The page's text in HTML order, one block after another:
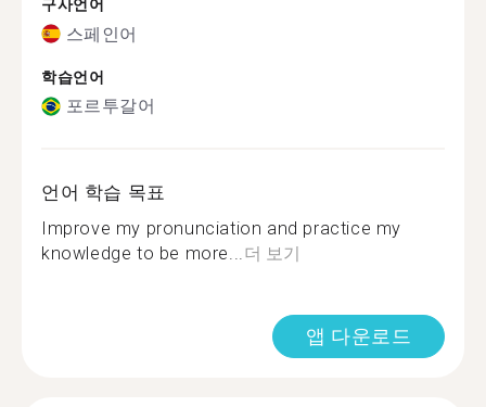
구사언어
스페인어
학습언어
포르투갈어
언어 학습 목표
Improve my pronunciation and practice my
knowledge to be more...더 보기
앱 다운로드